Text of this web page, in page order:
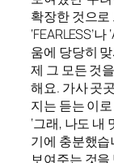
확장한 것으
‘FEARLESS’
움에 당당히
제 그 모든 것
해요. 가사 곳
지는 듣는 이
‘그래, 나도 내
기에 충분했습
보여주는 것